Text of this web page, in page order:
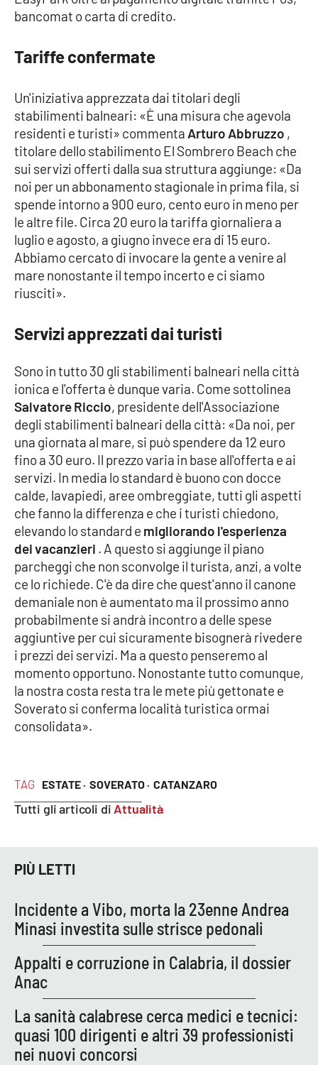
EDIZIONI
LOCALI
Crotone
Vibo Valentia
Reggio Calabria
Cosenza
Lamezia Terme
LA
CALABRIAVISIONE
Destinazioni
Eventi
Food
Storie
LAC
NETWORK
Lacplay.it
Lactv.it
Laconair.it
Lacapitalenews.it
Ilreggino.it
Catanzarochannel.it
APP
Android
Apple
TAG ESTATE · SOVERATO · CATANZARO
Tutti gli articoli di Attualità
bancomat o carta di credito.
Tariffe confermate
Un'iniziativa apprezzata dai titolari degli
stabilimenti balneari: «È una misura che agevola
residenti e turisti» commenta Arturo Abbruzzo ,
titolare dello stabilimento El Sombrero Beach che
sui servizi offerti dalla sua struttura aggiunge: «Da
noi per un abbonamento stagionale in prima fila, si
spende intorno a 900 euro, cento euro in meno per
le altre file. Circa 20 euro la tariffa giornaliera a
luglio e agosto, a giugno invece era di 15 euro.
Abbiamo cercato di invocare la gente a venire al
mare nonostante il tempo incerto e ci siamo
riusciti».
Servizi apprezzati dai turisti
Sono in tutto 30 gli stabilimenti balneari nella città
ionica e l'offerta è dunque varia. Come sottolinea
Salvatore Riccio, presidente dell'Associazione
degli stabilimenti balneari della città: «Da noi, per
una giornata al mare, si può spendere da 12 euro
fino a 30 euro. Il prezzo varia in base all'offerta e ai
servizi. In media lo standard è buono con docce
calde, lavapiedi, aree ombreggiate, tutti gli aspetti
che fanno la differenza e che i turisti chiedono,
elevando lo standard e migliorando l'esperienza
dei vacanzieri . A questo si aggiunge il piano
parcheggi che non sconvolge il turista, anzi, a volte
ce lo richiede. C'è da dire che quest'anno il canone
demaniale non è aumentato ma il prossimo anno
probabilmente si andrà incontro a delle spese
aggiuntive per cui sicuramente bisognerà rivedere
i prezzi dei servizi. Ma a questo penseremo al
momento opportuno. Nonostante tutto comunque,
la nostra costa resta tra le mete più gettonate e
Soverato si conferma località turistica ormai
consolidata».
PIÙ LETTI
Incidente a Vibo, morta la 23enne Andrea
Minasi investita sulle strisce pedonali
Appalti e corruzione in Calabria, il dossier
Anac
La sanità calabrese cerca medici e tecnici:
quasi 100 dirigenti e altri 39 professionisti
nei nuovi concorsi